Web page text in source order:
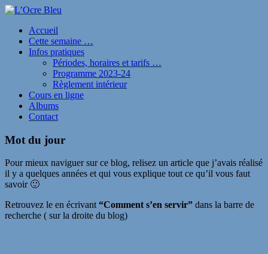
Accueil
Cette semaine …
Infos pratiques
Périodes, horaires et tarifs …
Programme 2023-24
Règlement intérieur
Cours en ligne
Albums
Contact
Mot du jour
Pour mieux naviguer sur ce blog, relisez un article que j’avais réalisé
il y a quelques années et qui vous explique tout ce qu’il vous faut
savoir 🙂
Retrouvez le en écrivant“Comment s’en servir” dans la barre de
recherche ( sur la droite du blog)